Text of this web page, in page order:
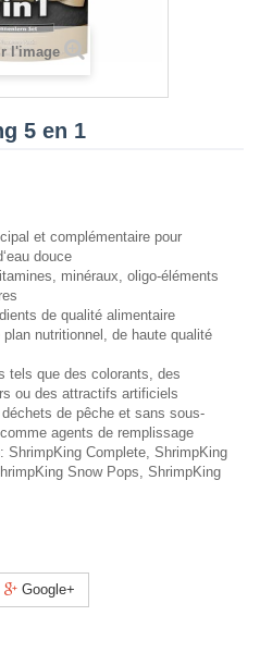
l'image
5 en 1
et complémentaire pour
douce
minéraux, oligo-éléments
de qualité alimentaire
nutritionnel, de haute qualité
tels que des colorants, des
ou des attractifs artificiels
de pêche et sans sous-
agents de remplissage
ShrimpKing Complete, ShrimpKing
Snow Pops, ShrimpKing
Google+